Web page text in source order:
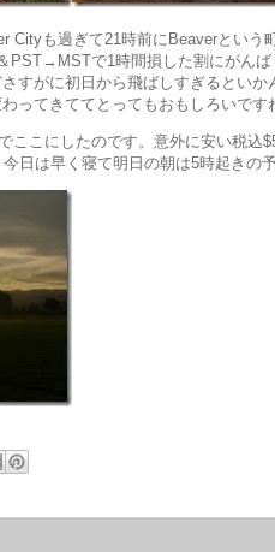
Cityも過ぎて21時前にBeaverとい
PST→MSTで1時間損した割にがん
すがに初日から飛ばしすぎるとい
ってきててとってもおもしろいです
ここにしたのです。意外に安い税込
日は早く寝て明日の朝は5時起きの予